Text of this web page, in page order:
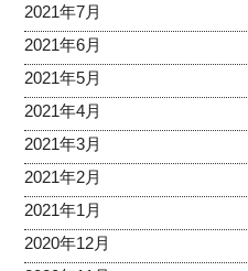
2021年7月
2021年6月
2021年5月
2021年4月
2021年3月
2021年2月
2021年1月
2020年12月